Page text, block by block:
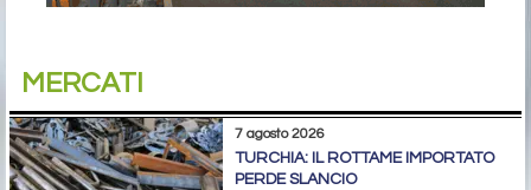
MERCATI
7 agosto 2026
TURCHIA: IL ROTTAME IMPORTATO
PERDE SLANCIO